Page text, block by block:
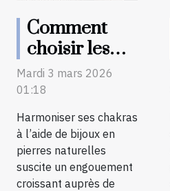
Comment
choisir les
pierres de
votre
bracelet
pour
harmoniser
vos chakras ?
Mardi 3 mars 2026
01:18
Harmoniser ses chakras
à l’aide de bijoux en
pierres naturelles
suscite un engouement
croissant auprès de